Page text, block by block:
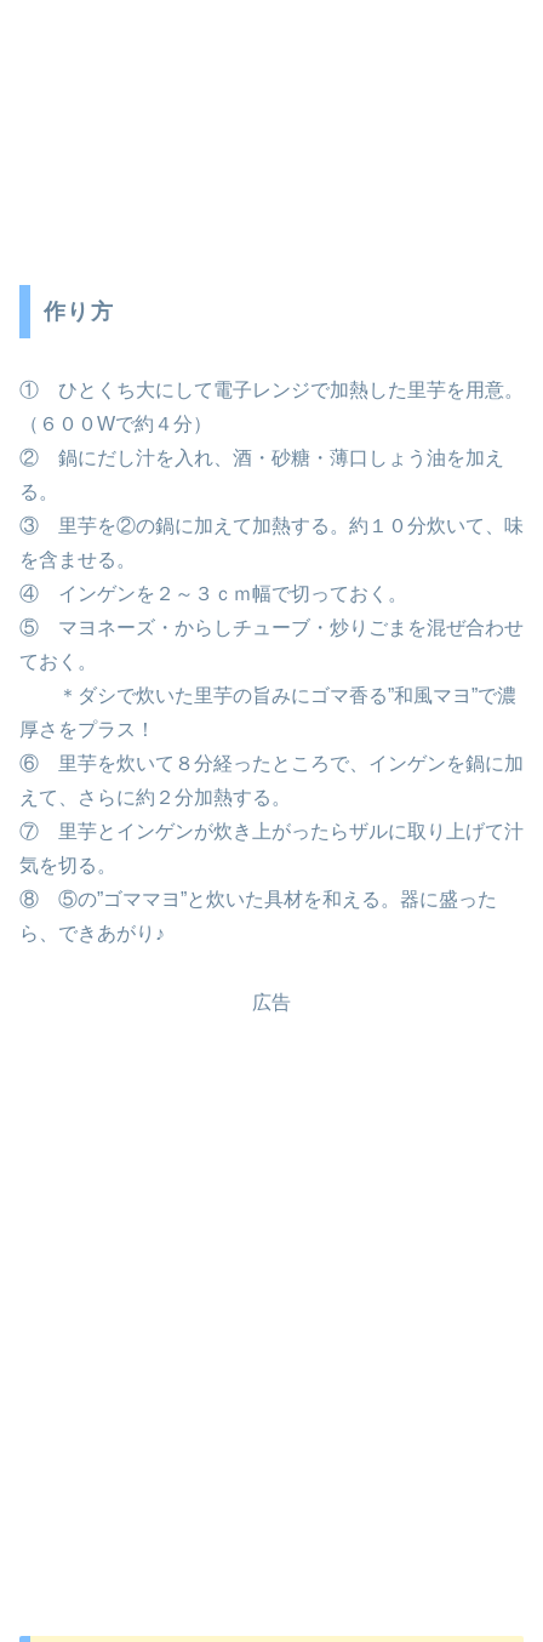
作り方
① ひとくち大にして電子レンジで加熱した里芋を用意。
（６００Wで約４分）
② 鍋にだし汁を入れ、酒・砂糖・薄口しょう油を加え
る。
③ 里芋を②の鍋に加えて加熱する。約１０分炊いて、味
を含ませる。
④ インゲンを２～３ｃｍ幅で切っておく。
⑤ マヨネーズ・からしチューブ・炒りごまを混ぜ合わせ
ておく。
＊ダシで炊いた里芋の旨みにゴマ香る”和風マヨ”で濃
厚さをプラス！
⑥ 里芋を炊いて８分経ったところで、インゲンを鍋に加
えて、さらに約２分加熱する。
⑦ 里芋とインゲンが炊き上がったらザルに取り上げて汁
気を切る。
⑧ ⑤の”ゴママヨ”と炊いた具材を和える。器に盛った
ら、できあがり♪
広告